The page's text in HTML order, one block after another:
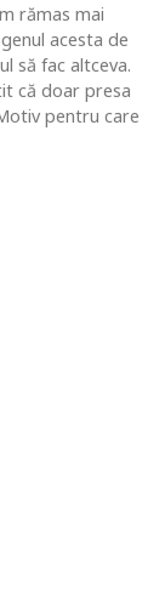
rămas mai
acesta de
să fac altceva.
că doar presa
pentru care